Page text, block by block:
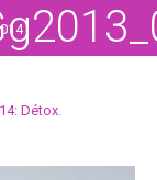
Détox.